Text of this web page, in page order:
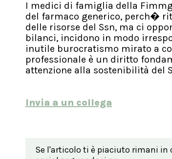
I medici di famiglia della
del farmaco generico, perch�
delle risorse del Ssn, ma ci
bilanci, incidono in modo
inutile burocratismo mirato a
professionale è un diritto
attenzione alla sostenibilità del
Invia a un collega
Se l'articolo ti è piaciuto rimani